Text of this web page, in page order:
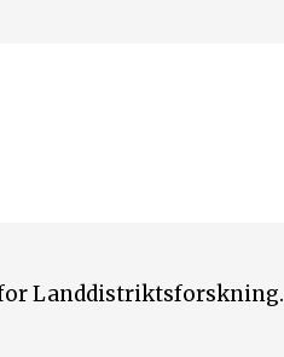
for Landdistriktsforskning.